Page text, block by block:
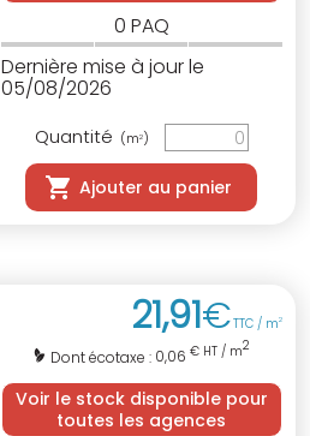
0 PAQ
Dernière mise à jour le
05/08/2026
Quantité (m2)
Ajouter au panier
21,91€TTC / m2
Dont écotaxe : 0,06 € HT / m2
Voir le stock disponible pour
toutes les agences